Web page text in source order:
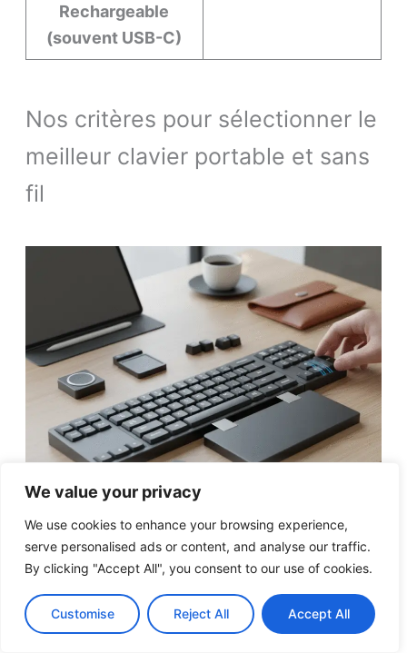
We value your privacy
We use cookies to enhance your browsing experience,
serve personalised ads or content, and analyse our traffic.
By clicking "Accept All", you consent to our use of cookies.
Customise Reject All Accept All
Rechargeable
(souvent USB-C)
Nos critères pour sélectionner le
meilleur clavier portable et sans
fil
qui a guidé notre choix, car un bon clavier
nomade, c’est l’équilibre parfait entre :
La portabilité (légèreté et compacité) :Il